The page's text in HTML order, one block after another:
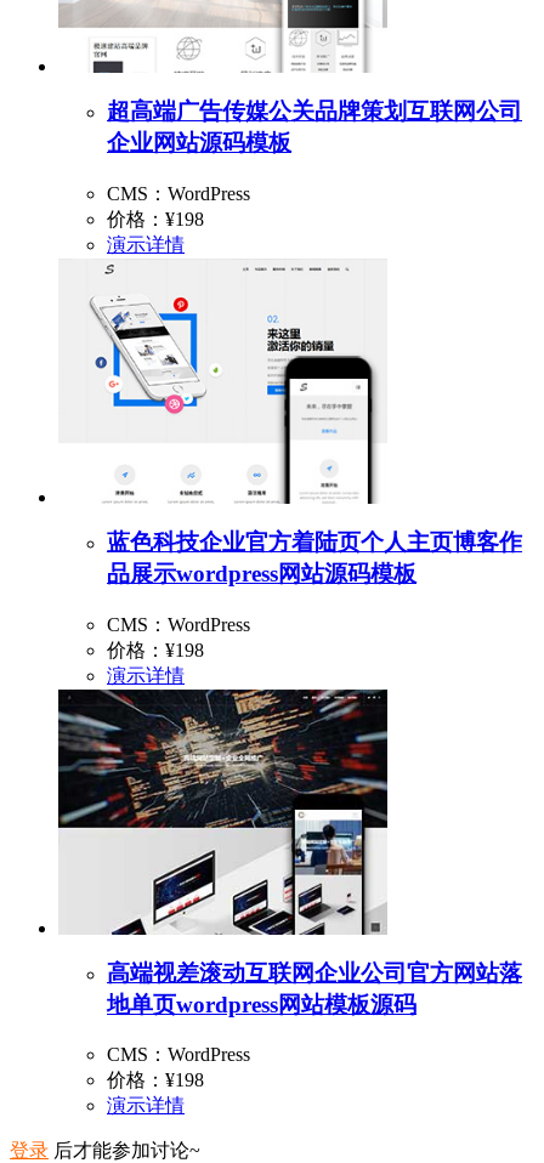
超高端广告传媒公关品牌策划互联网公司
企业网站源码模板
CMS：WordPress
价格： ¥198
演示详情
蓝色科技企业官方着陆页个人主页博客作
品展示wordpress网站源码模板
CMS：WordPress
价格： ¥198
演示详情
高端视差滚动互联网企业公司官方网站落
地单页wordpress网站模板源码
CMS：WordPress
价格： ¥198
演示详情
登录 后才能参加讨论~